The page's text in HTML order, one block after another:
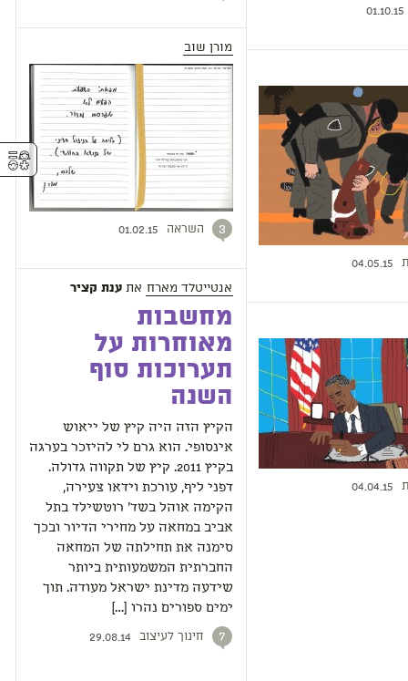
01.10.15
04.05.15
04.04.15
מורן שוב
3 השראה 01.02.15
אנטייטלד מארח את ענת קציר
‫מחשבות
מאוחרות על
תערוכות סוף
השנה‬
הקיץ הזה היה קיץ של ייאוש
אינסופי. הוא גרם לי להיזכר בערגה
בקיץ 2011. קיץ של תקווה גדולה.
דפני ליף, עורכת וידאו צעירה,
הקימה אוהל בשד' רוטשילד בתל
אביב במחאה על מחירי הדיור ובכך
סימנה את תחילתה של המחאה
החברתית המשמעותית ביותר
שידעה מדינת ישראל מעודה. תוך
ימים ספורים נהרו […]
7 חינוך לעיצוב 29.08.14
⚥︎